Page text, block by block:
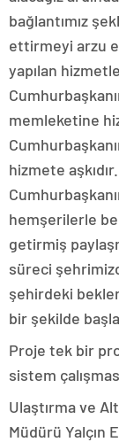
bağlantımız
ettirmeyi arzu
yapılan
memleketine
hizmete
hemşerilerle
getirmiş
süreci
şehirdeki
bir şekilde
Proje tek bir
sistem
Ulaştırma ve
Müdürü Yalçın